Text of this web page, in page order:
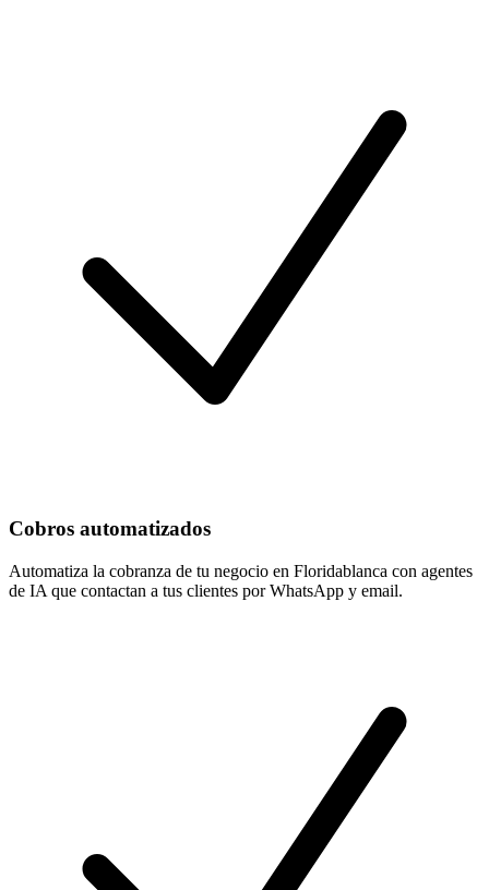
Cobros automatizados
Automatiza la cobranza de tu negocio en Floridablanca con agentes
de IA que contactan a tus clientes por WhatsApp y email.